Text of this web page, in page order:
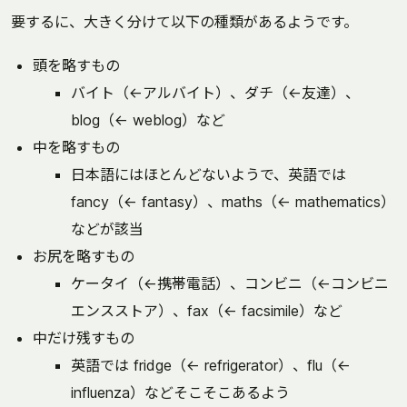
要するに、大きく分けて以下の種類があるようです。
頭を略すもの
バイト（←アルバイト）、ダチ（←友達）、
blog（← weblog）など
中を略すもの
日本語にはほとんどないようで、英語では
fancy（← fantasy）、maths（← mathematics）
などが該当
お尻を略すもの
ケータイ（←携帯電話）、コンビニ（←コンビニ
エンスストア）、fax（← facsimile）など
中だけ残すもの
英語では fridge（← refrigerator）、flu（←
influenza）などそこそこあるよう